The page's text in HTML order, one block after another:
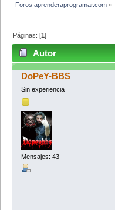
Foros aprenderaprogramar.com »
Páginas: [1]
Autor
DoPeY-BBS
Sin experiencia
Mensajes: 43